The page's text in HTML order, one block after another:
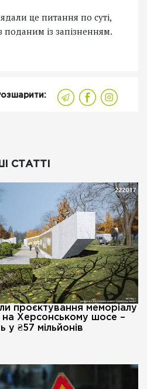
це питання по суті,
поданим із запізненням.
СТАТТІ
проєктування меморіалу
на Херсонському шосе –
у ₴57 мільйонів